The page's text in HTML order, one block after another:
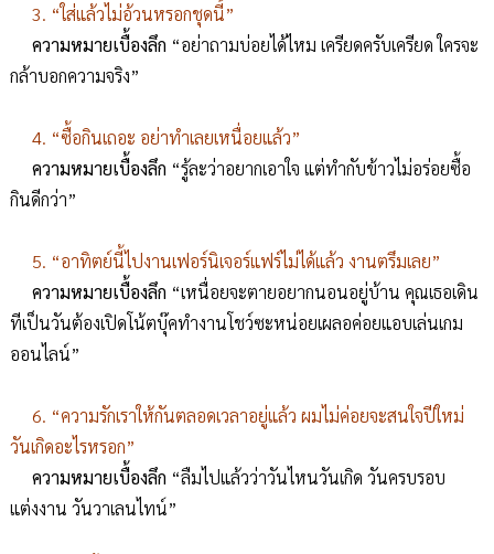
3. “ใส่แล้วไม่อ้วนหรอกชุดนี้”
ความหมายเบื้องลึก “อย่าถามบ่อยได้ไหม เครียดครับเครียด ใครจะ
กล้าบอกความจริง”
4. “ซื้อกินเถอะ อย่าทำเลยเหนื่อยแล้ว”
ความหมายเบื้องลึก “รู้ละว่าอยากเอาใจ แต่ทำกับข้าวไม่อร่อยซื้อ
กินดีกว่า”
5. “อาทิตย์นี้ไปงานเฟอร์นิเจอร์แฟร์ไม่ได้แล้ว งานตรึมเลย”
ความหมายเบื้องลึก “เหนื่อยจะตายอยากนอนอยู่บ้าน คุณเธอเดิน
ทีเป็นวันต้องเปิดโน้ตบุ๊คทำงานโชว์ซะหน่อยเผลอค่อยแอบเล่นเกม
ออนไลน์”
6. “ความรักเราให้กันตลอดเวลาอยู่แล้ว ผมไม่ค่อยจะสนใจปีใหม่
วันเกิดอะไรหรอก”
ความหมายเบื้องลึก “ลืมไปแล้วว่าวันไหนวันเกิด วันครบรอบ
แต่งงาน วันวาเลนไทน์”